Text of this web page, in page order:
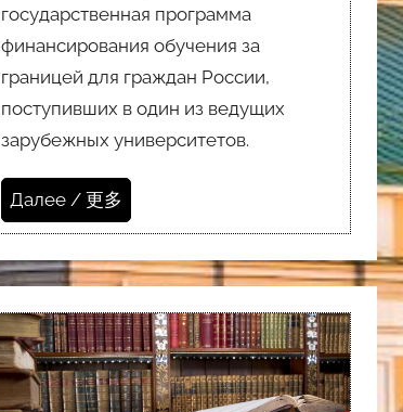
государственная программа
финансирования обучения за
границей для граждан России,
поступивших в один из ведущих
зарубежных университетов.
Далее / 更多